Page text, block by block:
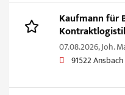
Kaufmann für
07.08.2026,Joh.
91522 Ansbach